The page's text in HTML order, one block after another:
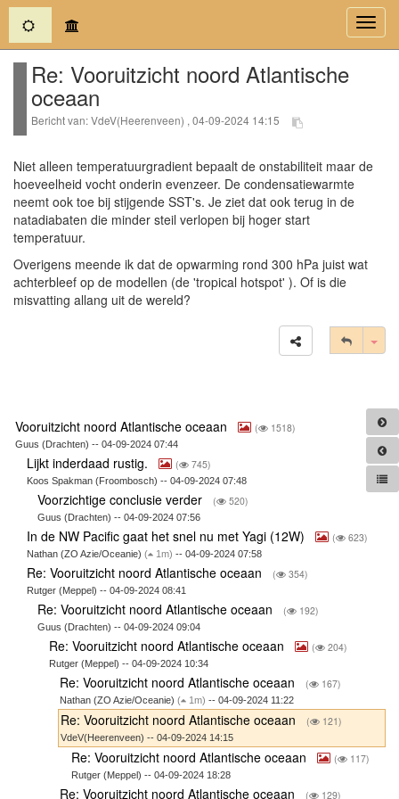
(current)
Re: Vooruitzicht noord Atlantische
oceaan
Bericht van: VdeV(Heerenveen) , 04-09-2024 14:15
Niet alleen temperatuurgradient bepaalt de onstabiliteit maar de
hoeveelheid vocht onderin evenzeer. De condensatiewarmte
neemt ook toe bij stijgende SST's. Je ziet dat ook terug in de
natadiabaten die minder steil verlopen bij hoger start
temperatuur.
Overigens meende ik dat de opwarming rond 300 hPa juist wat
achterbleef op de modellen (de 'tropical hotspot' ). Of is die
misvatting allang uit de wereld?
Vooruitzicht noord Atlantische oceaan ( 1518)
Guus (Drachten) -- 04-09-2024 07:44
Lijkt inderdaad rustig. ( 745)
Koos Spakman (Froombosch) -- 04-09-2024 07:48
Voorzichtige conclusie verder ( 520)
Guus (Drachten) -- 04-09-2024 07:56
In de NW Pacific gaat het snel nu met Yagi (12W) ( 623)
Nathan (ZO Azie/Oceanie) ( 1m) -- 04-09-2024 07:58
Re: Vooruitzicht noord Atlantische oceaan ( 354)
Rutger (Meppel) -- 04-09-2024 08:41
Re: Vooruitzicht noord Atlantische oceaan ( 192)
Guus (Drachten) -- 04-09-2024 09:04
Re: Vooruitzicht noord Atlantische oceaan ( 204)
Rutger (Meppel) -- 04-09-2024 10:34
Re: Vooruitzicht noord Atlantische oceaan ( 167)
Nathan (ZO Azie/Oceanie)( 1m) -- 04-09-2024 11:22
Re: Vooruitzicht noord Atlantische oceaan ( 121)
VdeV(Heerenveen) -- 04-09-2024 14:15
Re: Vooruitzicht noord Atlantische oceaan ( 117)
Rutger (Meppel) -- 04-09-2024 18:28
Re: Vooruitzicht noord Atlantische oceaan ( 129)